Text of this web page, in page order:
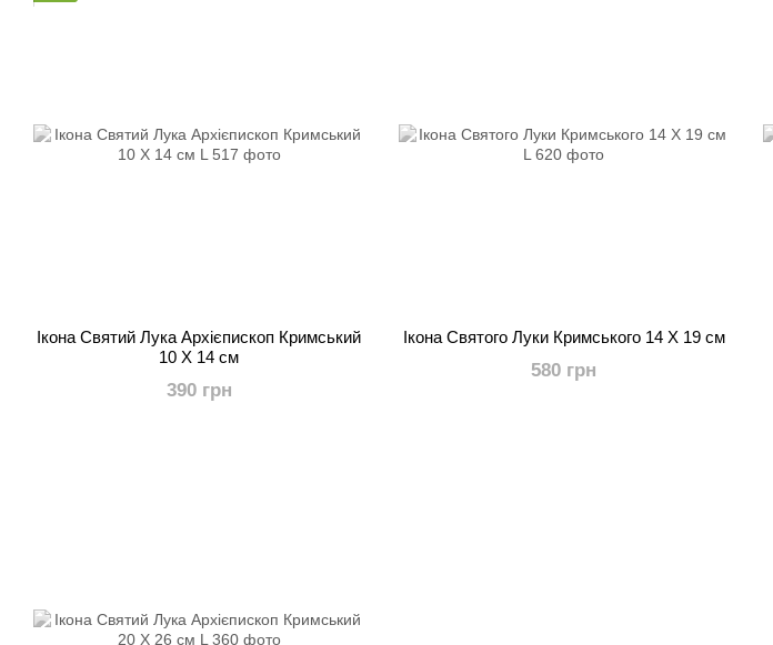
Ікона Святий Лука Архієпископ Кримський
10 Х 14 см
390 грн
Ікона Святого Луки Кримського 14 Х 19 см
580 грн